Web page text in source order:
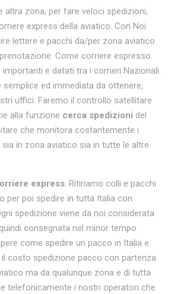
altra zona, per fare veloci spedizioni,
express della aviatico. Con Noi
lettere e pacchi da/per zona aviatico
Come corriere espresso
e datati tra i corrieri Nazionali.
semplice ed immediata da ottenere,
uffici. Faremo il controllo satellitare
alla funzione cerca spedizioni del
che monitora costantemente i
in zona aviatico sia in tutte le altre
express. Ritiriamo colli e pacchi
per poi spedire in tutta Italia con
spedizione viene da noi considerata
consegnata nel minor tempo
come spedire un pacco in Italia e
costo spedizione pacco con partenza
ma da qualunque zona e di tutta
telefonicamente i nostri operatori che